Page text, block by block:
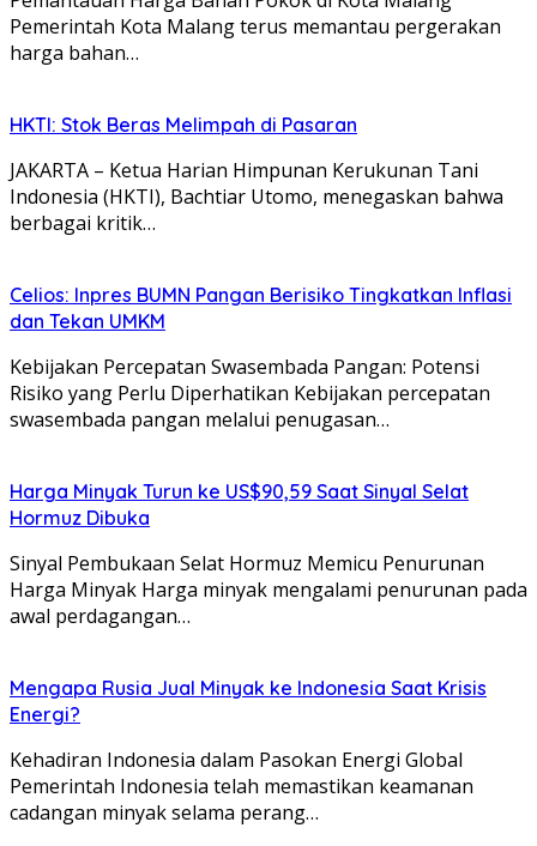
Pemerintah Kota Malang terus memantau pergerakan
harga bahan…
HKTI: Stok Beras Melimpah di Pasaran
JAKARTA – Ketua Harian Himpunan Kerukunan Tani
Indonesia (HKTI), Bachtiar Utomo, menegaskan bahwa
berbagai kritik…
Celios: Inpres BUMN Pangan Berisiko Tingkatkan Inflasi
dan Tekan UMKM
Kebijakan Percepatan Swasembada Pangan: Potensi
Risiko yang Perlu Diperhatikan Kebijakan percepatan
swasembada pangan melalui penugasan…
Harga Minyak Turun ke US$90,59 Saat Sinyal Selat
Hormuz Dibuka
Sinyal Pembukaan Selat Hormuz Memicu Penurunan
Harga Minyak Harga minyak mengalami penurunan pada
awal perdagangan…
Mengapa Rusia Jual Minyak ke Indonesia Saat Krisis
Energi?
Kehadiran Indonesia dalam Pasokan Energi Global
Pemerintah Indonesia telah memastikan keamanan
cadangan minyak selama perang…